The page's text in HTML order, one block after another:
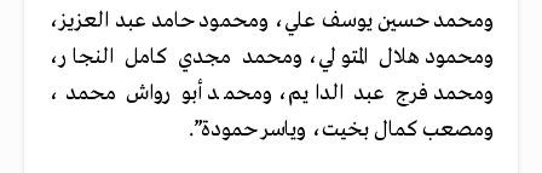
ومحمد حسين يوسف علي، ومحمود حامد عبد العزيز،
ومحمود هلال المتولي، ومحمد مجدي كامل النجار،
ومحمد فرج عبد الدايم، ومحمد أبو رواش محمد،
ومصعب كمال بخيت، وياسر حمودة”.